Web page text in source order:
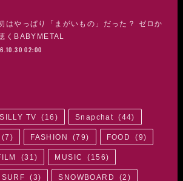
はやっぱり「まがいもの」だった？ ゼロか
くBABYMETAL
02:00
SILLY TV ( 16 ) Snapchat (44)
(7 ) FASHION (79) FOOD (9)
(31 ) MUSIC ( 156)
SURF (3) SNOWBOARD (2 )